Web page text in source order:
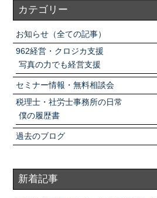
カテゴリー
お知らせ（全ての記事）
962経営・クロジカ支援
写真の力でも経営支援
セミナー情報・無料相談会
税理士・社労士事務所の日常
僕の履歴書
過去のブログ
新着記事